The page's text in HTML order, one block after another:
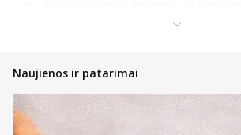
Pasidalinsime bendromis įžvalgomis, ką
pirkėjui, nusprendusiam pirkti internetinėje
priemonių ir technikos nauda būtų pati
Atsidarykite prekės puslapyje ir
instrukcijas bei kitą aktualią informaciją;
Naujienos ir patarimai